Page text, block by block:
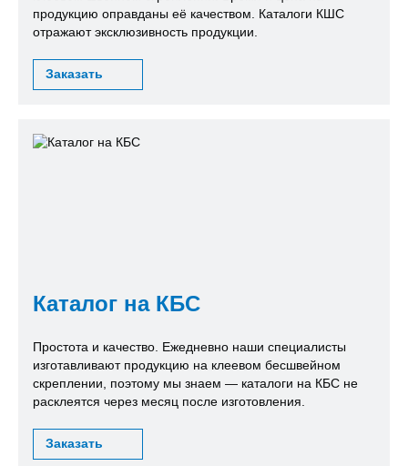
продукцию оправданы её качеством. Каталоги КШС
отражают эксклюзивность продукции.
Заказать
Каталог на КБС
Простота и качество. Ежедневно наши специалисты
изготавливают продукцию на клеевом бесшвейном
скреплении, поэтому мы знаем — каталоги на КБС не
расклеятся через месяц после изготовления.
Заказать